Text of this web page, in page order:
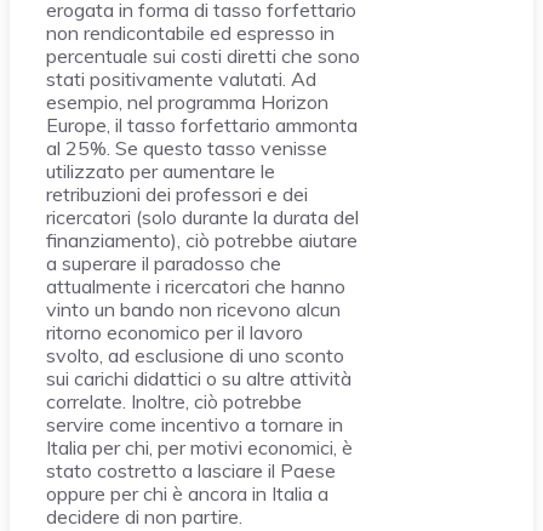
erogata in forma di tasso forfettario
non rendicontabile ed espresso in
percentuale sui costi diretti che sono
stati positivamente valutati. Ad
esempio, nel programma Horizon
Europe, il tasso forfettario ammonta
al 25%. Se questo tasso venisse
utilizzato per aumentare le
retribuzioni dei professori e dei
ricercatori (solo durante la durata del
finanziamento), ciò potrebbe aiutare
a superare il paradosso che
attualmente i ricercatori che hanno
vinto un bando non ricevono alcun
ritorno economico per il lavoro
svolto, ad esclusione di uno sconto
sui carichi didattici o su altre attività
correlate. Inoltre, ciò potrebbe
servire come incentivo a tornare in
Italia per chi, per motivi economici, è
stato costretto a lasciare il Paese
oppure per chi è ancora in Italia a
decidere di non partire.